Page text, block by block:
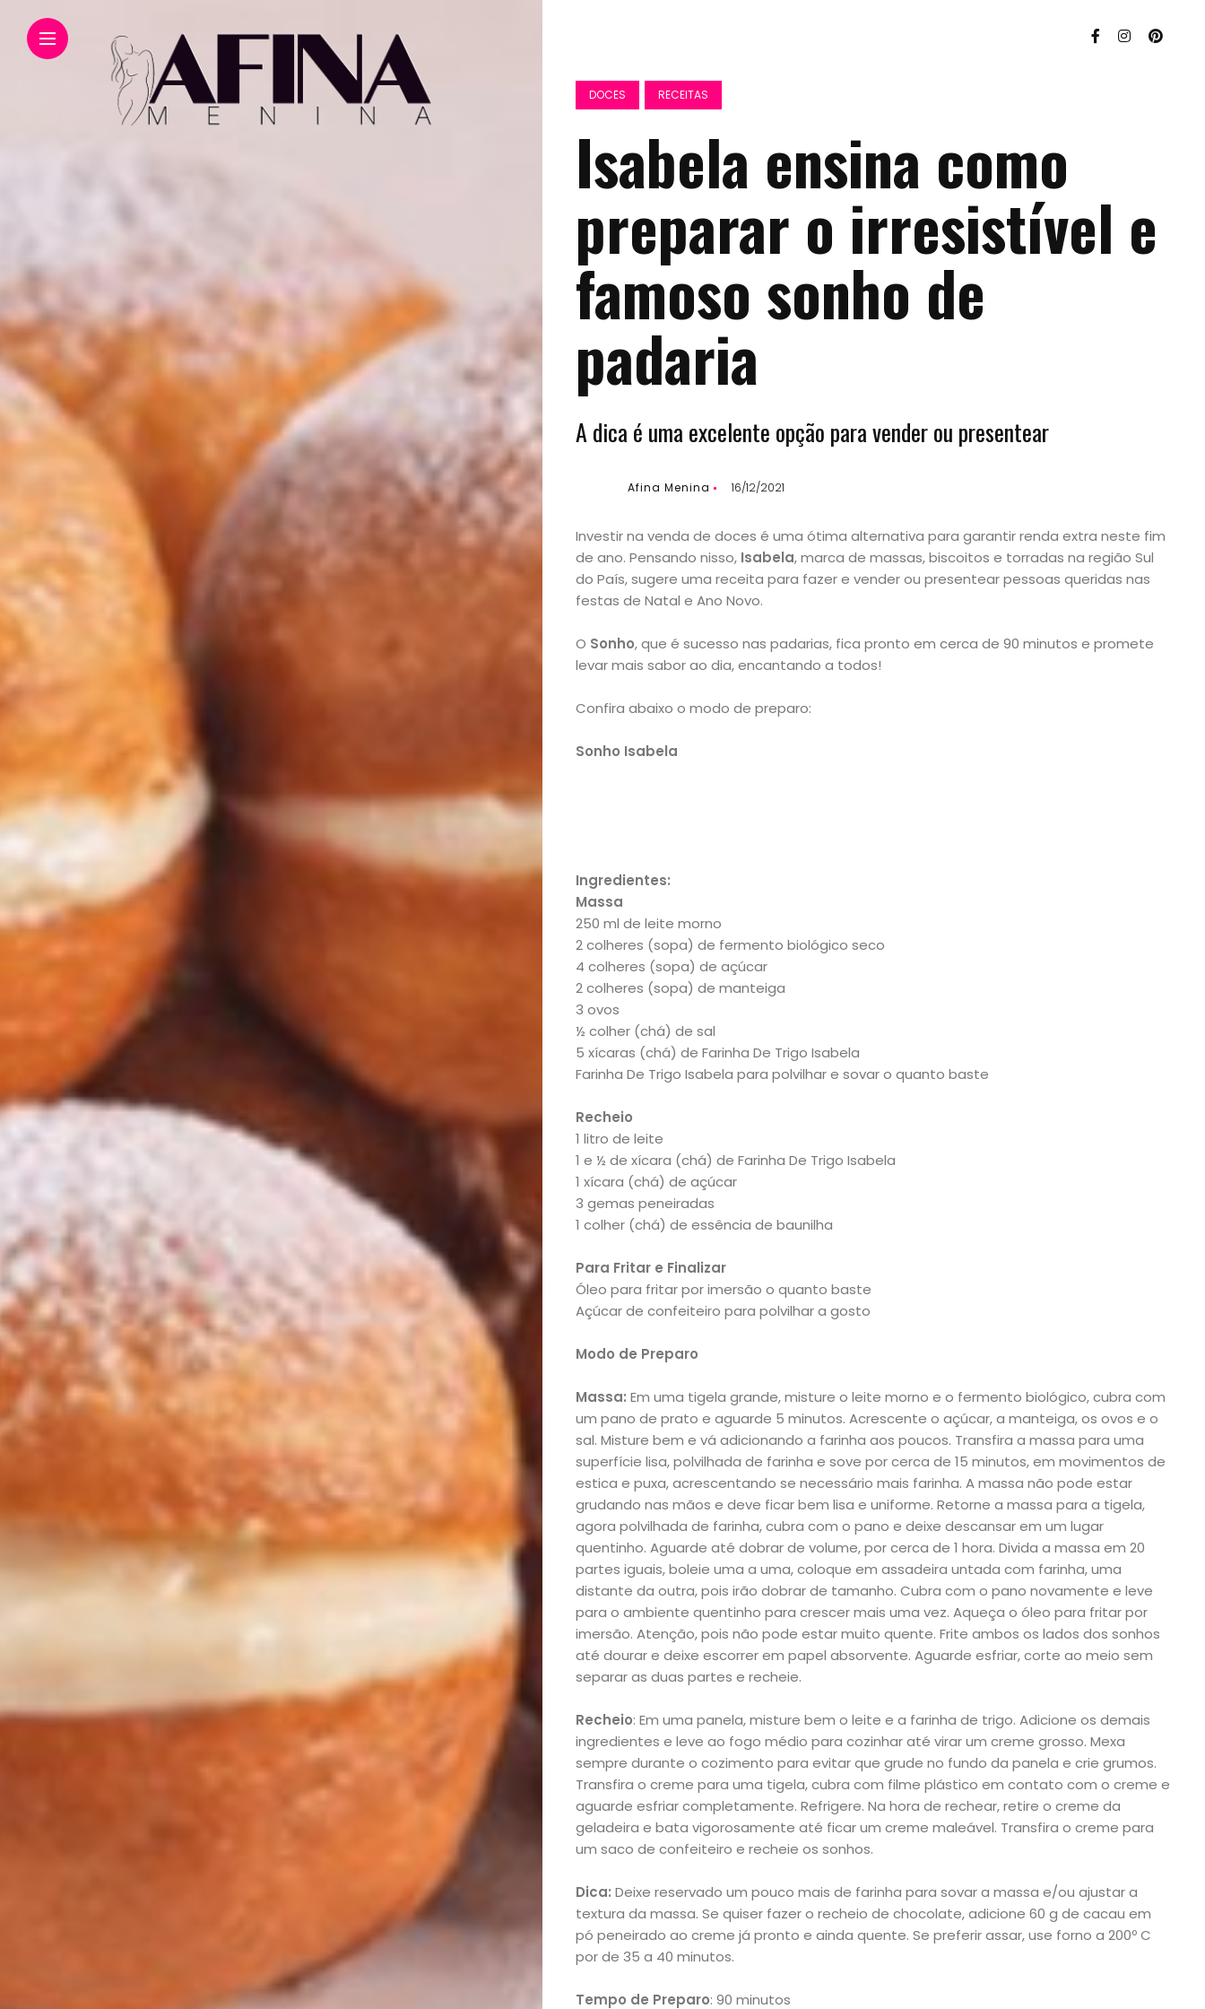
Início
Academia
Beleza
Bora
Casa
e
Decoração
Exclusiva
Homem
Mães
&
Filhos
Notícias
Opinião
Pets
Receitas
Saúde
e
DOCES RECEITAS
Isabela ensina como
preparar o irresistível e
famoso sonho de
padaria
A dica é uma excelente opção para vender ou presentear
Afina Menina 16/12/2021
Investir na venda de doces é uma ótima alternativa para garantir renda extra neste fim
de ano. Pensando nisso, Isabela, marca de massas, biscoitos e torradas na região Sul
do País, sugere uma receita para fazer e vender ou presentear pessoas queridas nas
festas de Natal e Ano Novo.
O Sonho, que é sucesso nas padarias, fica pronto em cerca de 90 minutos e promete
levar mais sabor ao dia, encantando a todos!
Confira abaixo o modo de preparo:
Sonho Isabela
Ingredientes:
Massa
250 ml de leite morno
2 colheres (sopa) de fermento biológico seco
4 colheres (sopa) de açúcar
2 colheres (sopa) de manteiga
3 ovos
½ colher (chá) de sal
5 xícaras (chá) de Farinha De Trigo Isabela
Farinha De Trigo Isabela para polvilhar e sovar o quanto baste
Recheio
1 litro de leite
1 e ½ de xícara (chá) de Farinha De Trigo Isabela
1 xícara (chá) de açúcar
3 gemas peneiradas
1 colher (chá) de essência de baunilha
Para Fritar e Finalizar
Óleo para fritar por imersão o quanto baste
Açúcar de confeiteiro para polvilhar a gosto
Modo de Preparo
Massa: Em uma tigela grande, misture o leite morno e o fermento biológico, cubra com
um pano de prato e aguarde 5 minutos. Acrescente o açúcar, a manteiga, os ovos e o
sal. Misture bem e vá adicionando a farinha aos poucos. Transfira a massa para uma
superfície lisa, polvilhada de farinha e sove por cerca de 15 minutos, em movimentos de
estica e puxa, acrescentando se necessário mais farinha. A massa não pode estar
grudando nas mãos e deve ficar bem lisa e uniforme. Retorne a massa para a tigela,
agora polvilhada de farinha, cubra com o pano e deixe descansar em um lugar
quentinho. Aguarde até dobrar de volume, por cerca de 1 hora. Divida a massa em 20
partes iguais, boleie uma a uma, coloque em assadeira untada com farinha, uma
distante da outra, pois irão dobrar de tamanho. Cubra com o pano novamente e leve
para o ambiente quentinho para crescer mais uma vez. Aqueça o óleo para fritar por
imersão. Atenção, pois não pode estar muito quente. Frite ambos os lados dos sonhos
até dourar e deixe escorrer em papel absorvente. Aguarde esfriar, corte ao meio sem
separar as duas partes e recheie.
Recheio: Em uma panela, misture bem o leite e a farinha de trigo. Adicione os demais
ingredientes e leve ao fogo médio para cozinhar até virar um creme grosso. Mexa
sempre durante o cozimento para evitar que grude no fundo da panela e crie grumos.
Transfira o creme para uma tigela, cubra com filme plástico em contato com o creme e
aguarde esfriar completamente. Refrigere. Na hora de rechear, retire o creme da
geladeira e bata vigorosamente até ficar um creme maleável. Transfira o creme para
um saco de confeiteiro e recheie os sonhos.
Dica: Deixe reservado um pouco mais de farinha para sovar a massa e/ou ajustar a
textura da massa. Se quiser fazer o recheio de chocolate, adicione 60 g de cacau em
pó peneirado ao creme já pronto e ainda quente. Se preferir assar, use forno a 200º C
por de 35 a 40 minutos.
Tempo de Preparo: 90 minutos